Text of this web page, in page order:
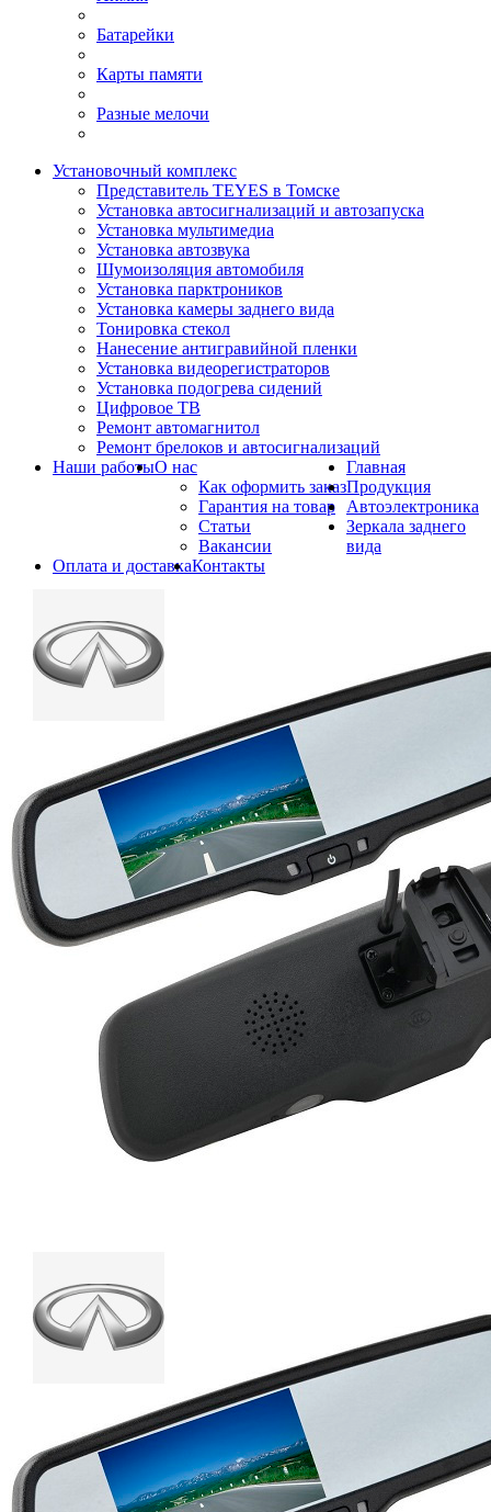
Батарейки
Карты памяти
Разные мелочи
Установочный комплекс
Представитель TEYES в Томске
Установка автосигнализаций и автозапуска
Установка мультимедиа
Установка автозвука
Шумоизоляция автомобиля
Установка парктроников
Установка камеры заднего вида
Тонировка стекол
Нанесение антигравийной пленки
Установка видеорегистраторов
Установка подогрева сидений
Цифровое ТВ
Ремонт автомагнитол
Ремонт брелоков и автосигнализаций
Наши работыО нас
Как оформить заказ
Гарантия на товар
Статьи
Вакансии
Оплата и доставкаКонтакты
Главная
Продукция
Автоэлектроника
Зеркала заднего
вида